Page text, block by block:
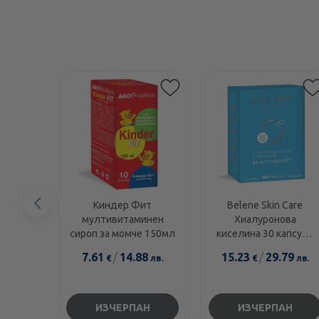
Киндер Фит
мултивитаминен
сироп за момче 150мл
7.61 € / 14.88 лв.
ИЗЧЕРПАН
Belene Skin Care
Хиалуронова
киселина 30 капсули
15.23 € / 29.79лв.
ИЗЧЕРПАН
Предишен
елемент